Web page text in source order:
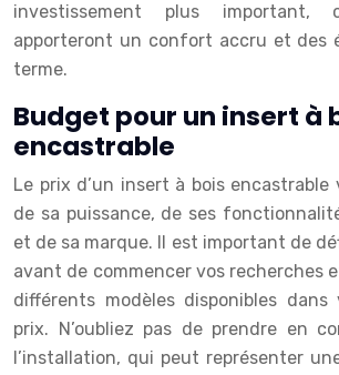
investissement plus important,
apporteront un confort accru et des
terme.
Budget pour un insert à
encastrable
Le prix d’un insert à bois
de sa puissance, de ses
et de sa marque. Il est important de
avant de commencer vos recherches
différents modèles disponibles
prix. N’oubliez pas de prendre en
l’installation, qui peut représenter